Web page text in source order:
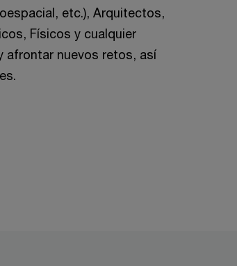
etc.), Arquitectos,
Físicos y cualquier
afrontar nuevos retos, así